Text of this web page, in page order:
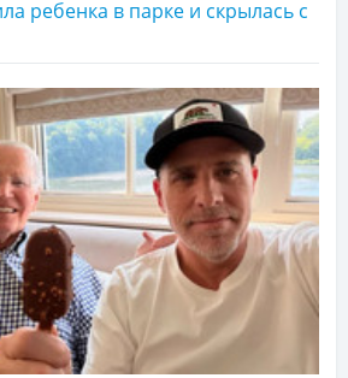
ребенка в парке и скрылась с